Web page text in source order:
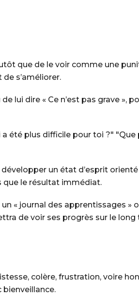
que de le voir comme une
s’améliorer.
lui dire « Ce n’est pas grave »,
été plus difficile pour toi ?" "Que
un état d’esprit orienté
que le résultat immédiat.
« journal des apprentissages »
de voir ses progrès sur le long
colère, frustration, voire
bienveillance.